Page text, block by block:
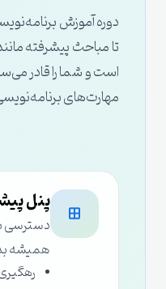
دوره آموزش
است و شما را قادر
مهارت‌های
پنل
دسترسی
همیشه